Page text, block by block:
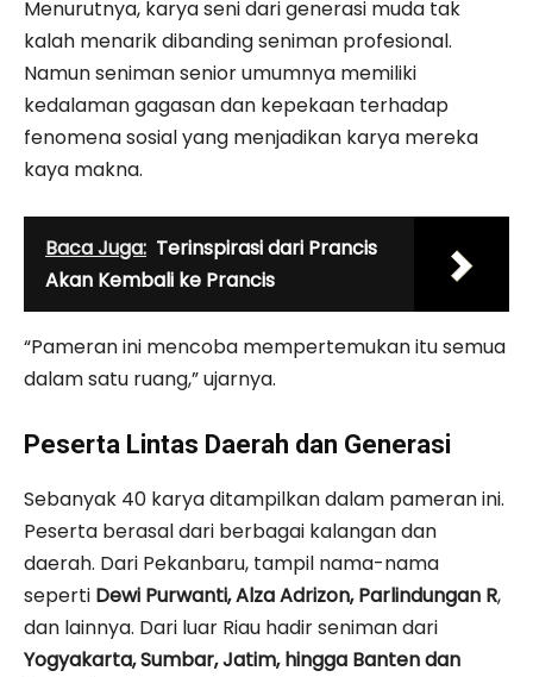
Menurutnya, karya seni dari generasi muda tak
kalah menarik dibanding seniman profesional.
Namun seniman senior umumnya memiliki
kedalaman gagasan dan kepekaan terhadap
fenomena sosial yang menjadikan karya mereka
kaya makna.
Baca Juga: Terinspirasi dari Prancis
Akan Kembali ke Prancis
“Pameran ini mencoba mempertemukan itu semua
dalam satu ruang,” ujarnya.
Peserta Lintas Daerah dan Generasi
Sebanyak 40 karya ditampilkan dalam pameran ini.
Peserta berasal dari berbagai kalangan dan
daerah. Dari Pekanbaru, tampil nama-nama
seperti Dewi Purwanti, Alza Adrizon, Parlindungan R,
dan lainnya. Dari luar Riau hadir seniman dari
Yogyakarta, Sumbar, Jatim, hingga Banten dan